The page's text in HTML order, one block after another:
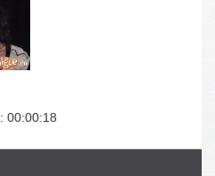
: 00:00:18